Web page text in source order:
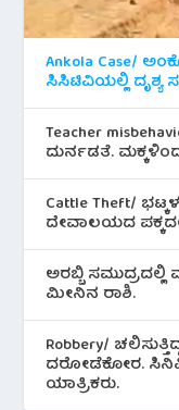
Ankola Case/
ಸಿಸಿಟಿವಿಯಲ್ಲಿ ದೃಶ್ಯ
Teacher
ದುರ್ನಡತೆ.
Cattle Theft/
ದೇವಾಲಯದ
ಅರಬ್ಬಿ ಸಮುದ್ರದಲ್ಲಿ
ಮೀನಿನ‌ ರಾಶಿ.
Robbery/
ದರೋಡೆಕೋರ.
ಯಾತ್ರಿಕರು.